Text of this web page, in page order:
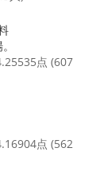
点 (607
点 (562